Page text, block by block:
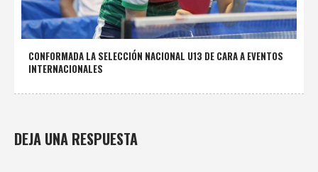
CONFORMADA LA SELECCIÓN NACIONAL U13 DE CARA A EVENTOS
INTERNACIONALES
DEJA UNA RESPUESTA